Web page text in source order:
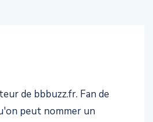
de bbbuzz.fr. Fan de
peut nommer un